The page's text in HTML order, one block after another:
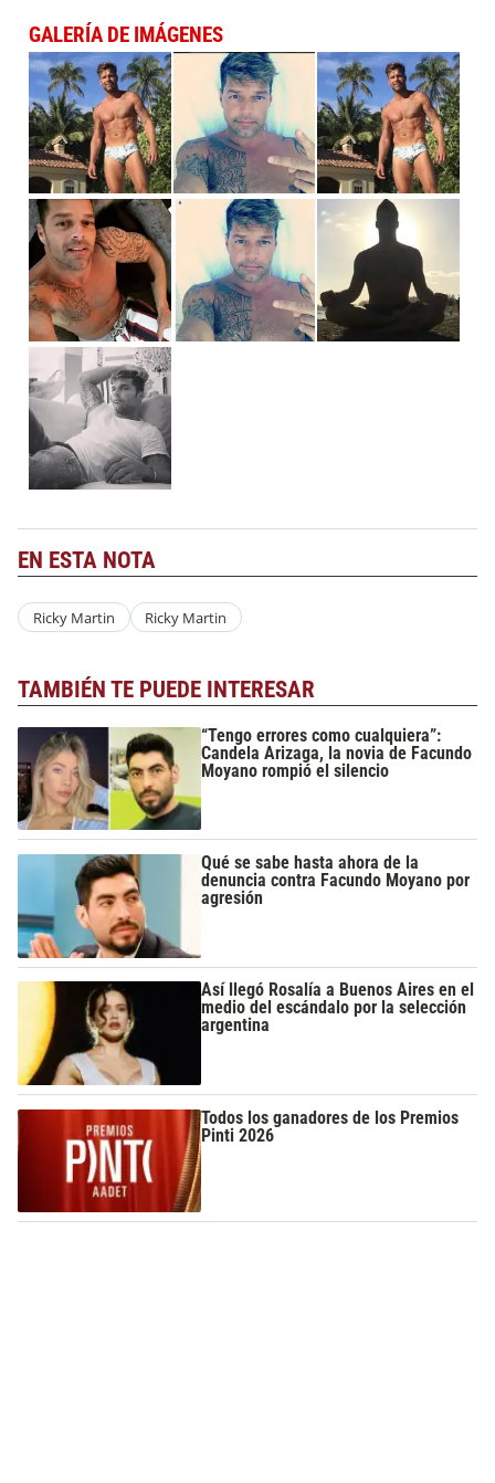
GALERÍA DE IMÁGENES
EN ESTA NOTA
Ricky Martin Ricky Martin
TAMBIÉN TE PUEDE INTERESAR
“Tengo errores como cualquiera”:
Candela Arizaga, la novia de Facundo
Moyano rompió el silencio
Qué se sabe hasta ahora de la
denuncia contra Facundo Moyano por
agresión
Así llegó Rosalía a Buenos Aires en el
medio del escándalo por la selección
argentina
Todos los ganadores de los Premios
Pinti 2026